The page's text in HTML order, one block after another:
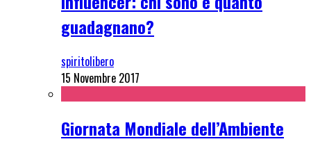
guadagnano?
spiritolibero
15 Novembre 2017
Giornata Mondiale dell’Ambiente